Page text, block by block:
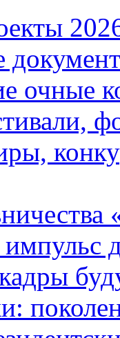
очные